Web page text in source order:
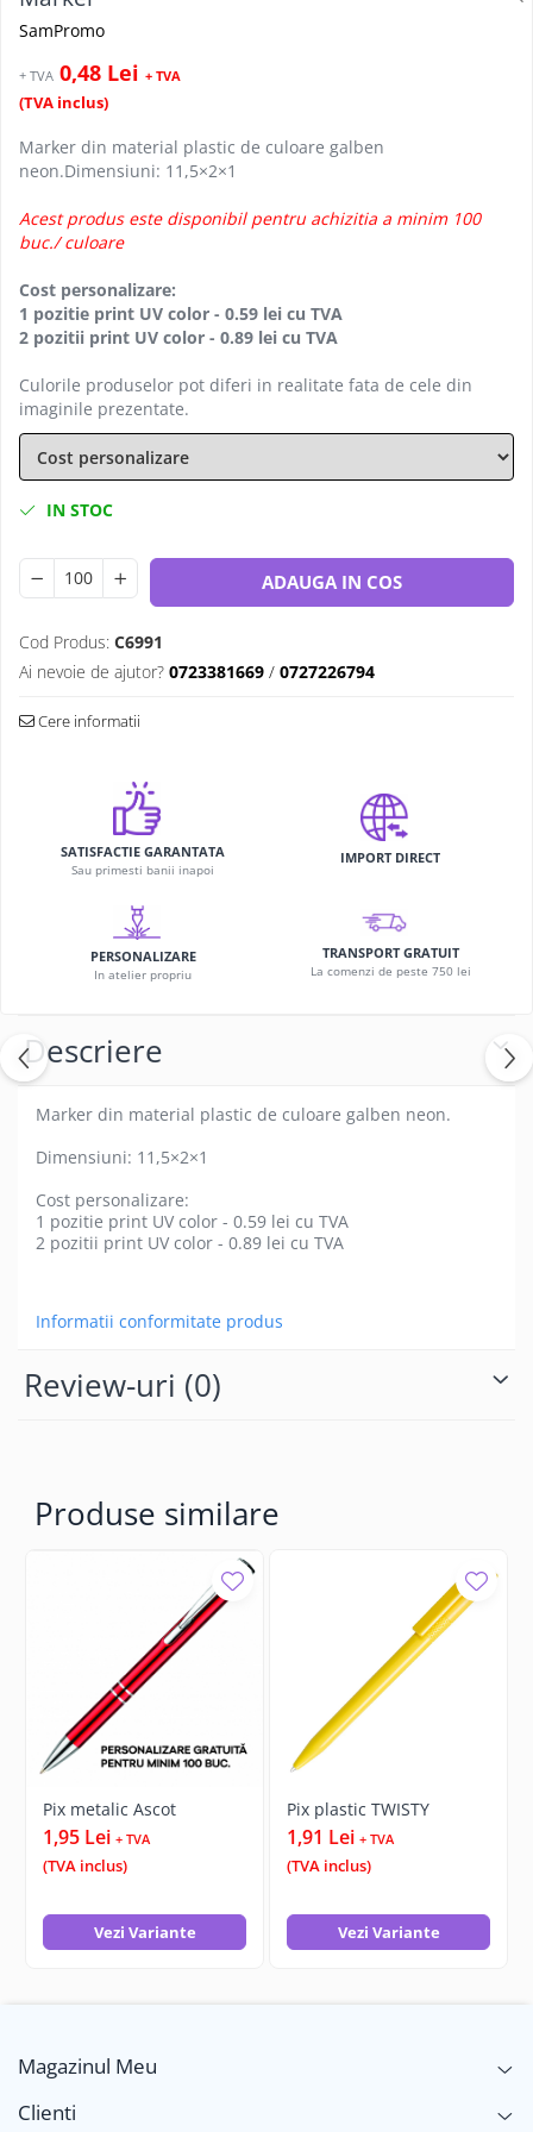
SamPromo
+ TVA 0,48 Lei + TVA
(TVA inclus)
Marker din material plastic de culoare galben
neon.Dimensiuni: 11,5×2×1
Acest produs este disponibil pentru achizitia a minim 100
buc./ culoare
Cost personalizare:
1 pozitie print UV color - 0.59 lei cu TVA
2 pozitii print UV color - 0.89 lei cu TVA
Culorile produselor pot diferi in realitate fata de cele din
imaginile prezentate.
IN STOC
ADAUGA IN COS
Cod Produs: C6991
Ai nevoie de ajutor? 0723381669 / 0727226794
Cere informatii
SATISFACTIE GARANTATA
Sau primesti banii inapoi
IMPORT DIRECT
PERSONALIZARE
In atelier propriu
TRANSPORT GRATUIT
La comenzi de peste 750 lei
Descriere
Marker din material plastic de culoare galben neon.
Dimensiuni: 11,5×2×1
Cost personalizare:
1 pozitie print UV color - 0.59 lei cu TVA
2 pozitii print UV color - 0.89 lei cu TVA
Informatii conformitate produs
Review-uri (0)
Produse similare
Pix metalic Ascot
1,95 Lei + TVA
(TVA inclus)
Vezi Variante
Pix plastic TWISTY
1,91 Lei + TVA
(TVA inclus)
Vezi Variante
Magazinul Meu
Clienti